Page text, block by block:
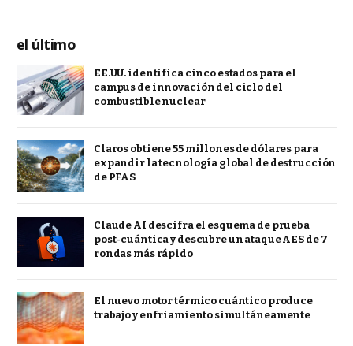
el último
EE.UU. identifica cinco estados para el
campus de innovación del ciclo del
combustible nuclear
Claros obtiene 55 millones de dólares para
expandir la tecnología global de destrucción
de PFAS
Claude AI descifra el esquema de prueba
post-cuántica y descubre un ataque AES de 7
rondas más rápido
El nuevo motor térmico cuántico produce
trabajo y enfriamiento simultáneamente